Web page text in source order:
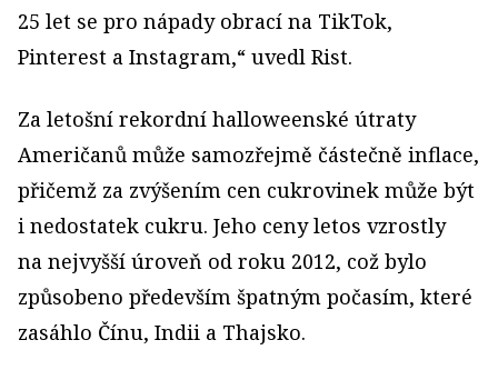
25 let se pro nápady obrací na TikTok,
Pinterest a Instagram,“ uvedl Rist.
Za letošní rekordní halloweenské útraty
Američanů může samozřejmě částečně inflace,
přičemž za zvýšením cen cukrovinek může být
i nedostatek cukru. Jeho ceny letos vzrostly
na nejvyšší úroveň od roku 2012, což bylo
způsobeno především špatným počasím, které
zasáhlo Čínu, Indii a Thajsko.